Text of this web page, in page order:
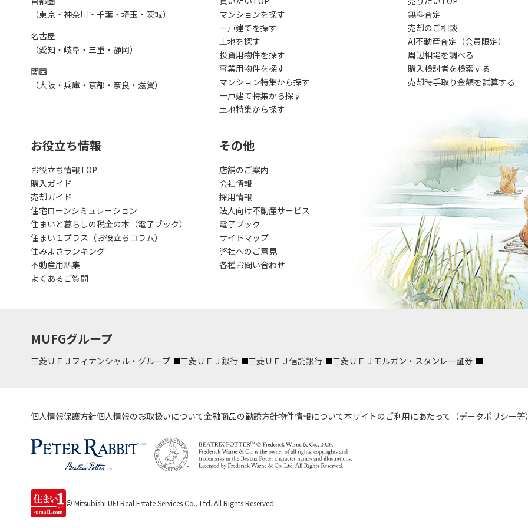
（東京・神奈川・千葉・埼玉・茨城）
名古屋
（愛知・岐阜・三重・静岡）
関西
（大阪・兵庫・京都・奈良・滋賀）
マンションを探す
一戸建てを探す
土地を探す
投資用物件を探す
事業用物件を探す
マンション特集から探す
一戸建て特集から探す
土地特集から探す
無料査定
売却のご相談
AI不動産査定（会員限定）
周辺相場を調べる
購入検討者を検索する
売却時手取り金額を試算する
お役立ち情報
お役立ち情報TOP
購入ガイド
売却ガイド
住宅ローンシミュレーション
住まいと暮らしの税金の本（電子ブック）
住まい１プラス（お役立ちコラム）
住みよさランキング
不動産用語集
よくあるご質問
その他
店舗のご案内
会社情報
採用情報
法人向け不動産サービス
電子ブック
サイトマップ
弊社へのご意見
各種お問い合わせ
MUFGグループ
三菱ＵＦＪフィナンシャル・グループ 三菱ＵＦＪ銀行 三菱ＵＦＪ信託銀行 三菱ＵＦＪモルガン・スタンレー証券
個人情報保護方針個人情報のお取扱いについて金融商品の勧誘方針物件情報について本サイトのご利用にあたって（データポリシー等
© Mitsubishi UFJ Real Estate Services Co., Ltd. All Rights Reserved.